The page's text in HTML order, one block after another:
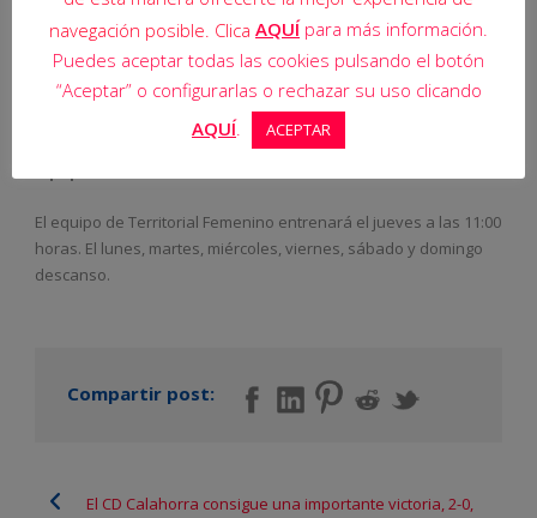
El equipo de Juvenil Territorial entrenará jueves y viernes a las
12:00 horas. El lunes, martes, miércoles, sábado y domingo
descanso.
El equipo de Territorial Femenino entrenará el jueves a las 11:00
horas. El lunes, martes, miércoles, viernes, sábado y domingo
descanso.
Compartir post:
El CD Calahorra consigue una importante victoria, 2-0,
navegación posible. Clica AQUÍpara más información.
Puedes aceptar todas las cookies pulsando el botón
“Aceptar” o configurarlas o rechazar su uso clicando
AQUÍ. ACEPTAR